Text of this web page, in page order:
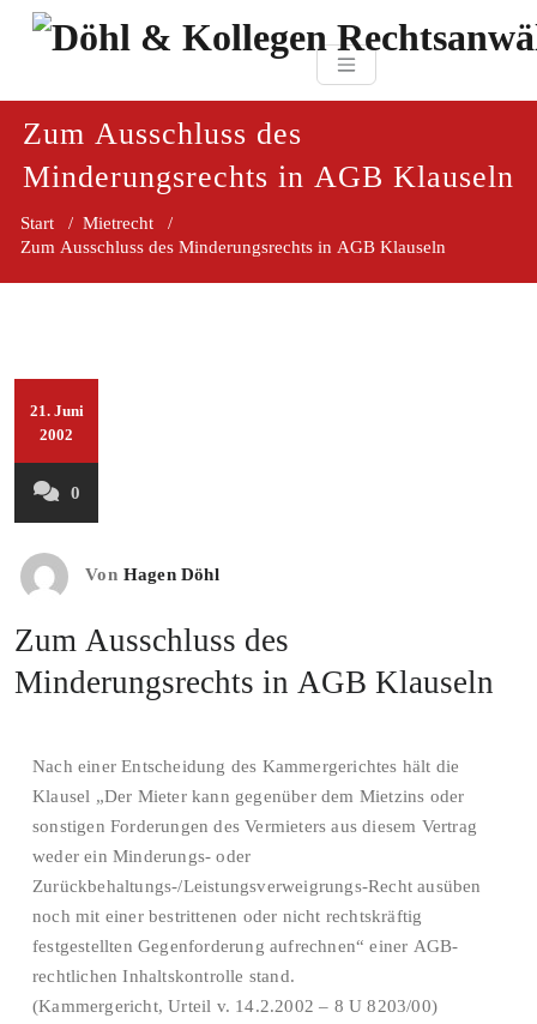
Zum
Döhl & Kollegen
Zum Ausschluss des
Minderungsrechts in AGB Klauseln
Start / Mietrecht /
Zum Ausschluss des Minderungsrechts in AGB Klauseln
21. Juni
2002
0
Von Hagen Döhl
Zum Ausschluss des
Minderungsrechts in AGB Klauseln
Nach einer Entscheidung des Kammergerichtes hält die
Klausel „Der Mieter kann gegenüber dem Mietzins oder
sonstigen Forderungen des Vermieters aus diesem Vertrag
weder ein Minderungs- oder
Zurückbehaltungs-/Leistungsverweigrungs-Recht ausüben
noch mit einer bestrittenen oder nicht rechtskräftig
festgestellten Gegenforderung aufrechnen“ einer AGB-
rechtlichen Inhaltskontrolle stand.
(Kammergericht, Urteil v. 14.2.2002 – 8 U 8203/00)